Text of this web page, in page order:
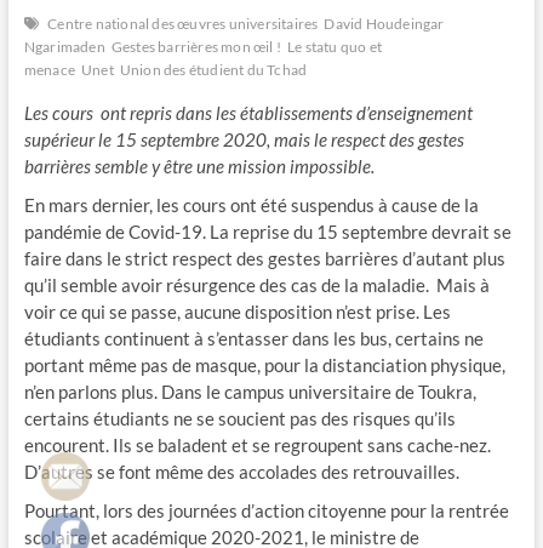
Centre national des œuvres universitaires David Houdeingar
Ngarimaden Gestes barrières mon œil ! Le statu quo et
menace Unet Union des étudient du Tchad
Les cours ont repris dans les établissements d’enseignement
supérieur le 15 septembre 2020, mais le respect des gestes
barrières semble y être une mission impossible.
En mars dernier, les cours ont été suspendus à cause de la
pandémie de Covid-19. La reprise du 15 septembre devrait se
faire dans le strict respect des gestes barrières d’autant plus
qu’il semble avoir résurgence des cas de la maladie. Mais à
voir ce qui se passe, aucune disposition n’est prise. Les
étudiants continuent à s’entasser dans les bus, certains ne
portant même pas de masque, pour la distanciation physique,
n’en parlons plus. Dans le campus universitaire de Toukra,
certains étudiants ne se soucient pas des risques qu’ils
encourent. Ils se baladent et se regroupent sans cache-nez.
D’autres se font même des accolades des retrouvailles.
Pourtant, lors des journées d’action citoyenne pour la rentrée
scolaire et académique 2020-2021, le ministre de